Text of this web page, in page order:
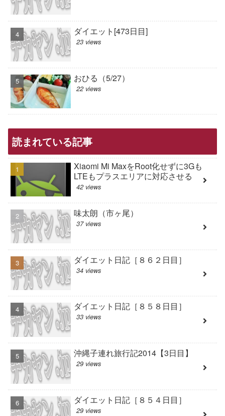
ダイエット[473日目]
23 views
おひる（5/27）
22 views
読まれている記事
Xiaomi Mi MaxをRoot化せずに3Gも
LTEもプラスエリアに対応させる
42 views
味太朗（市ヶ尾）
37 views
ダイエット日記［８６２日目］
34 views
ダイエット日記［８５８日目］
33 views
沖縄子連れ旅行記2014【3日目】
29 views
ダイエット日記［８５４日目］
29 views